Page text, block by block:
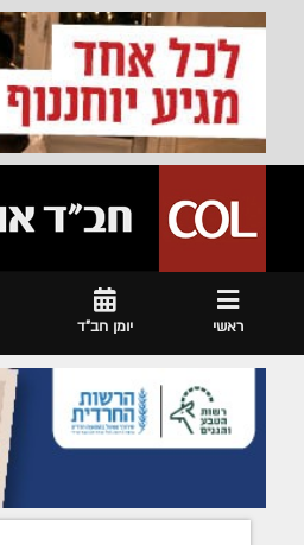
ראשי יומן חב"ד